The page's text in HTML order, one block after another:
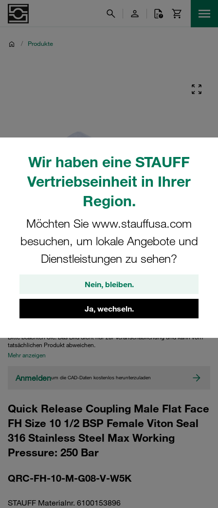
Wir haben eine STAUFF
Vertriebseinheit in Ihrer
Region.
Möchten Sie www.stauffusa.com
besuchen, um lokale Angebote und
Dienstleistungen zu sehen?
Nein, bleiben.
Ja, wechseln.
/ Produkte
CAD
Bitte beachten Sie: Das Bild dient nur zur Veranschaulichung und kann vom
tatsächlichen Produkt abweichen.
Mehr anzeigen
Anmeldenum die CAD-Daten kostenlos herunterzuladen
Quick Release Coupling Male Flat Face
FH Size 10 1/2 BSP Female Viton Seal
316 Stainless Steel Max Working
Pressure: 250 Bar
QRC-FH-10-M-G08-V-W5K
STAUFF Materialnr. 6100153896